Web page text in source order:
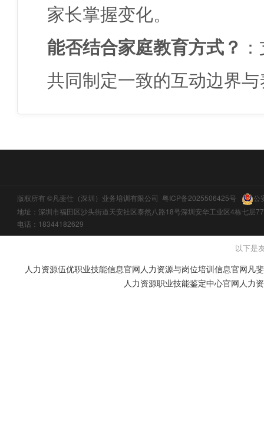
家长掌握变化。
能否结合家庭教育方式？
共同制定一致的互动边界
版权所有 ©凡斐仕（深圳）业务培训有限公司粤ICP备2025506425号
公
地址：深圳市福田区沙头街道天安社区泰然八路18号深圳安华工业区4栋七层
电话：18344182629
以下是
人力资源伍优职业技能信息官网人力资源与岗位培训信息官网凡
人力资源职业技能鉴定中心官网人力